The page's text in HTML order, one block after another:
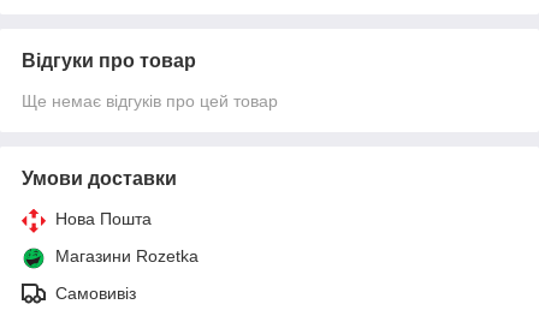
Відгуки про товар
Ще немає відгуків про цей товар
Умови доставки
Нова Пошта
Магазини Rozetka
Самовивіз